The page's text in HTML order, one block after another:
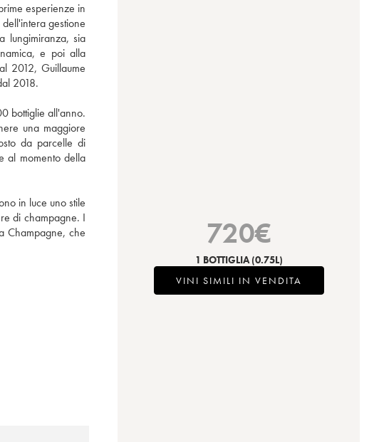
esperienze in
gestione
lungimiranza, sia
e poi alla
2012, Guillaume
2018.
bottiglie all'anno.
una maggiore
da parcelle di
al momento della
in luce uno stile
di champagne. I
Champagne, che
720€
1 BOTTIGLIA (0.75L)
VINI SIMILI IN VENDITA